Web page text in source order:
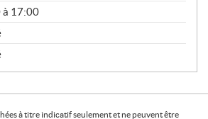
à 17:00
à titre indicatif seulement et ne peuvent être